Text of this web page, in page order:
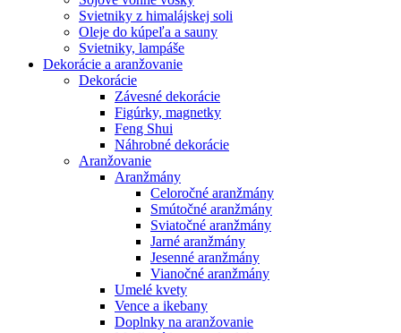
Svietniky z himalájskej soli
Oleje do kúpeľa a sauny
Svietniky, lampáše
Dekorácie a aranžovanie
Dekorácie
Závesné dekorácie
Figúrky, magnetky
Feng Shui
Náhrobné dekorácie
Aranžovanie
Aranžmány
Celoročné aranžmány
Smútočné aranžmány
Sviatočné aranžmány
Jarné aranžmány
Jesenné aranžmány
Vianočné aranžmány
Umelé kvety
Vence a ikebany
Doplnky na aranžovanie